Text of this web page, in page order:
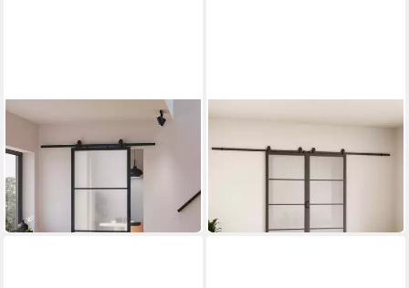
INOVA WOHNEN
Glasschiebetür Milchglas
schwarzer Stahlrahmen
414,99 €
-15%
in 3-4 Werktagen bei dir
schwarz Milchglas